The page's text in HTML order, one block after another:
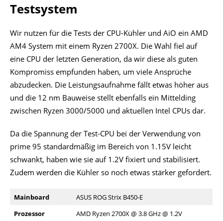
Testsystem
Wir nutzen für die Tests der CPU-Kühler und AiO ein AMD
AM4 System mit einem Ryzen 2700X. Die Wahl fiel auf
eine CPU der letzten Generation, da wir diese als guten
Kompromiss empfunden haben, um viele Ansprüche
abzudecken. Die Leistungsaufnahme fällt etwas höher aus
und die 12 nm Bauweise stellt ebenfalls ein Mittelding
zwischen Ryzen 3000/5000 und aktuellen Intel CPUs dar.
Da die Spannung der Test-CPU bei der Verwendung von
prime 95 standardmäßig im Bereich von 1.15V leicht
schwankt, haben wie sie auf 1.2V fixiert und stabilisiert.
Zudem werden die Kühler so noch etwas stärker gefordert.
Mainboard
ASUS ROG Strix B450-E
Prozessor
AMD Ryzen 2700X @ 3.8 GHz @ 1.2V